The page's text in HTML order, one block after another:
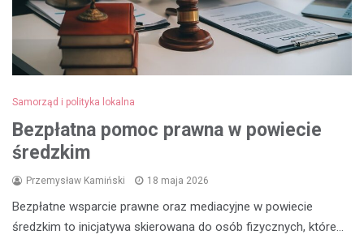
Samorząd i polityka lokalna
Bezpłatna pomoc prawna w powiecie
średzkim
Przemysław Kamiński 18 maja 2026
Bezpłatne wsparcie prawne oraz mediacyjne w powiecie
średzkim to inicjatywa skierowana do osób fizycznych, które…